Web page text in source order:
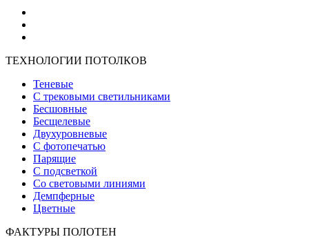
ТЕХНОЛОГИИ ПОТОЛКОВ
Теневые
С трековыми светильниками
Бесшовные
Бесщелевые
Двухуровневые
С фотопечатью
Парящие
С подсветкой
Со световыми линиями
Демпферные
Цветные
ФАКТУРЫ ПОЛОТЕН